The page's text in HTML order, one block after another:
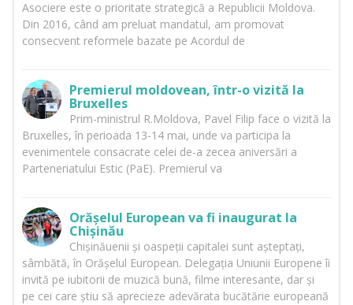
Asociere este o prioritate strategică a Republicii Moldova.
Din 2016, când am preluat mandatul, am promovat
consecvent reformele bazate pe Acordul de
Premierul moldovean, într-o vizită la
Bruxelles
Prim-ministrul R.Moldova, Pavel Filip face o vizită la
Bruxelles, în perioada 13-14 mai, unde va participa la
evenimentele consacrate celei de-a zecea aniversări a
Parteneriatului Estic (PaE). Premierul va
Orășelul European va fi inaugurat la
Chișinău
Chișinăuenii și oaspeții capitalei sunt așteptați,
sâmbătă, în Orășelul European. Delegația Uniunii Europene îi
invită pe iubitorii de muzică bună, filme interesante, dar și
pe cei care știu să aprecieze adevărata bucătărie europeană